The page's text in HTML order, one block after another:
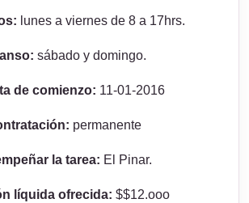
lunes a viernes de 8 a 17hrs.
sábado y domingo.
de comienzo: 11-01-2016
permanente
la tarea: El Pinar.
líquida ofrecida: $$12.ooo